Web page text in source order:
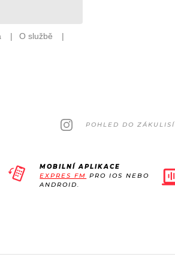
POHLED DO ZÁKULISÍ
MOBILNÍ APLIKACE
EXPRES FM PRO IOS NEBO
ANDROID.